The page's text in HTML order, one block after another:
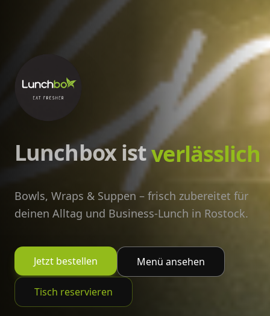
Lunchbox istverdammt
Bowls, Wraps & Suppen – frisch zubereitet für
deinen Alltag und Business-Lunch in Rostock.
Jetzt bestellen Menü ansehen
Tisch reservieren